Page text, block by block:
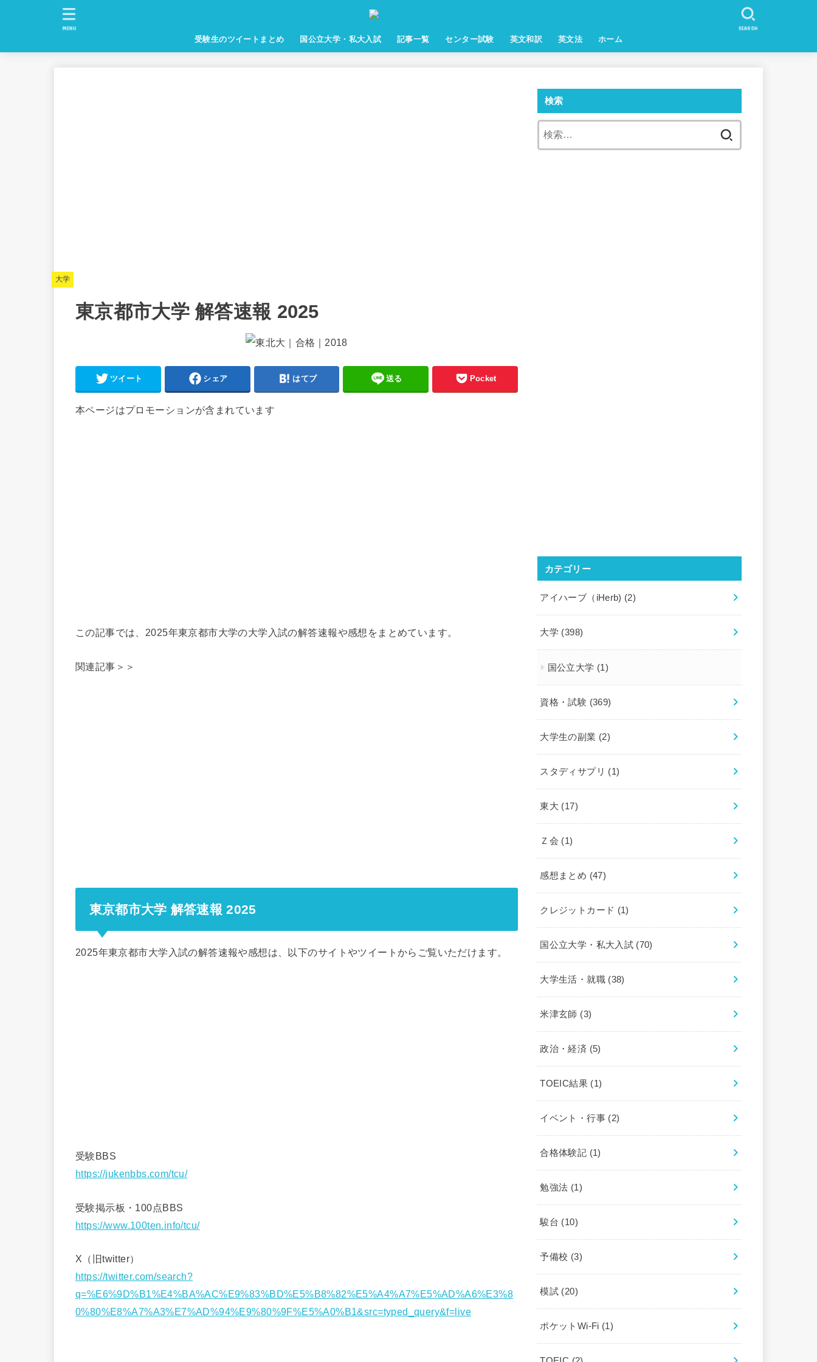
受験生のツイートまとめ 国公立大学・私大入試 記事一覧 センター試験 英文和訳 英文法 ホーム
SEARCH
MENU
大学
東京都市大学 解答速報 2025
ツイート シェア はてブ 送る Pocket
本ページはプロモーションが含まれています
この記事では、2025年東京都市大学の大学入試の解答速報や感想をまとめています。
関連記事＞＞
東京都市大学 解答速報 2025
2025年東京都市大学入試の解答速報や感想は、以下のサイトやツイートからご覧いただけます。
受験BBS
https://jukenbbs.com/tcu/
受験掲示板・100点BBS
https://www.100ten.info/tcu/
X（旧twitter）
https://twitter.com/search?
q=%E6%9D%B1%E4%BA%AC%E9%83%BD%E5%B8%82%E5%A4%A7%E5%AD%A6%E3%8
0%80%E8%A7%A3%E7%AD%94%E9%80%9F%E5%A0%B1&src=typed_query&f=live
検索
カテゴリー
アイハーブ（iHerb) (2)
大学 (398)
国公立大学 (1)
資格・試験 (369)
大学生の副業 (2)
スタディサプリ (1)
東大 (17)
Ｚ会 (1)
感想まとめ (47)
クレジットカード (1)
国公立大学・私大入試 (70)
大学生活・就職 (38)
米津玄師 (3)
政治・経済 (5)
TOEIC結果 (1)
イベント・行事 (2)
合格体験記 (1)
勉強法 (1)
駿台 (10)
予備校 (3)
模試 (20)
ポケットWi-Fi (1)